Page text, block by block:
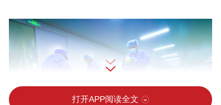
打开APP阅读全文